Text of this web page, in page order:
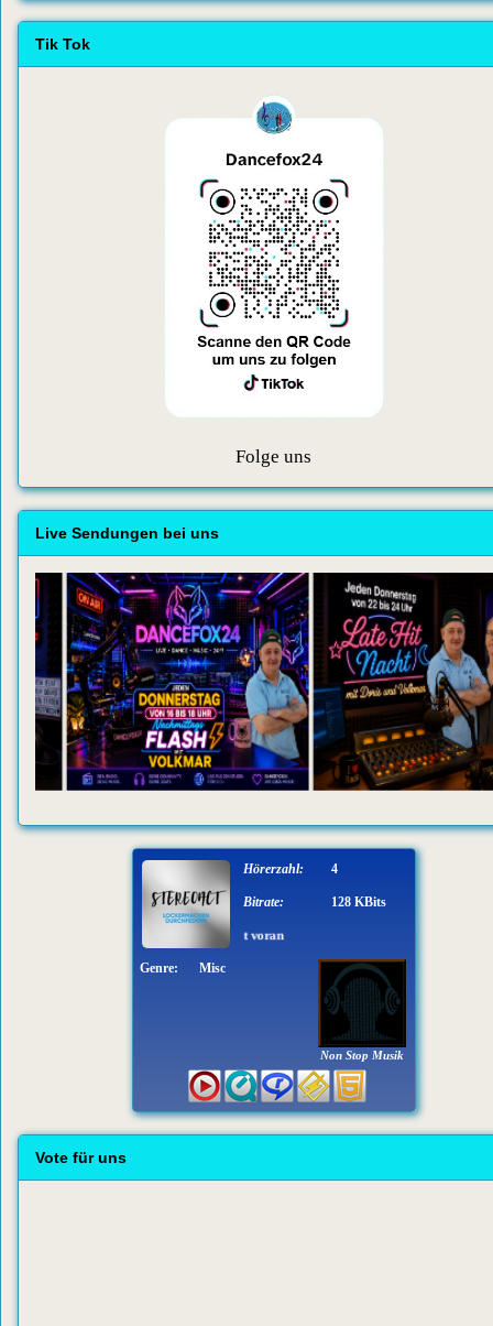
Tik Tok
Folge uns
Live Sendungen bei uns
Non Stop Musik
Stereoact - Es geht voran
Hörerzahl: 4
Bitrate: 128 KBits
Genre: Misc
Vote für uns